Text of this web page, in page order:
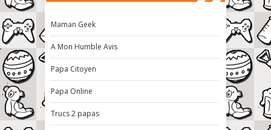
Maman Geek
A Mon Humble Avis
Papa Citoyen
Papa Online
Trucs 2 papas